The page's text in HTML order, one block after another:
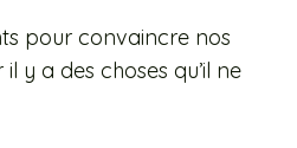
pour convaincre nos
y a des choses qu’il ne